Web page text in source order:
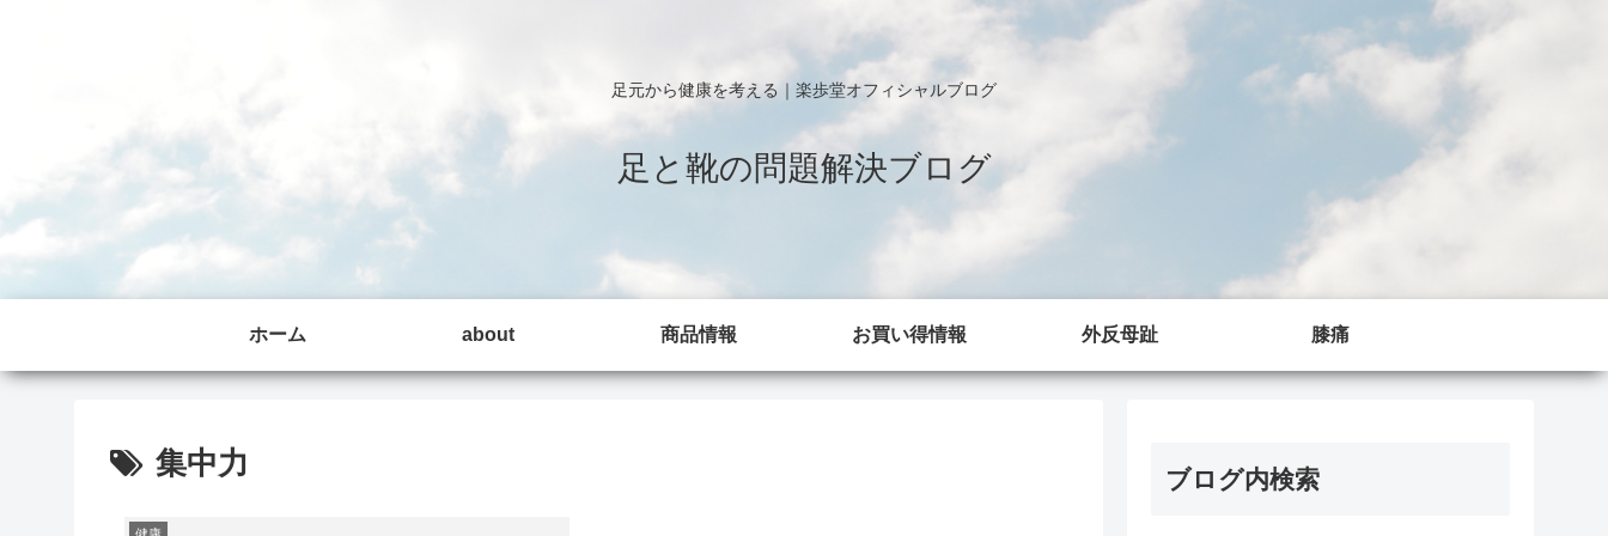
足元から健康を考える｜楽歩堂オフィシャルブログ
足と靴の問題解決ブログ
ホーム about 商品情報 お買い得情報 外反母趾 膝痛
集中力 ブログ内検索